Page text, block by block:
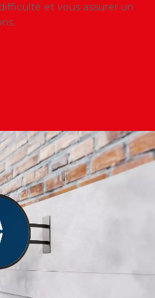
et vous assurer un